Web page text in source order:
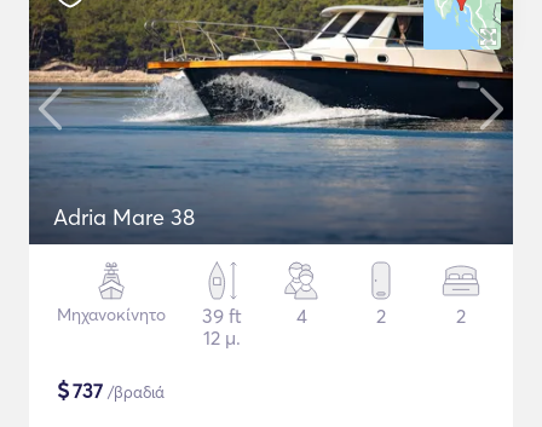
Adria Mare 38
Μηχανοκίνητο
39 ft
12 μ.
4 2 2
$737 /βραδιά